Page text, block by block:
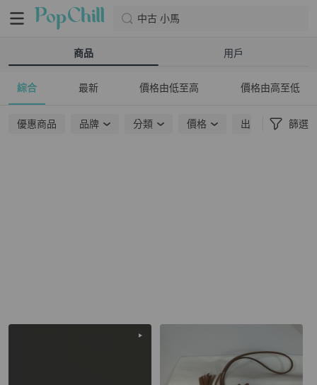
中古 小馬
商品 用戶
綜合 最新 價格由低至高 價格由高至低
優惠商品 品牌 分類 價格 出貨地點 篩選